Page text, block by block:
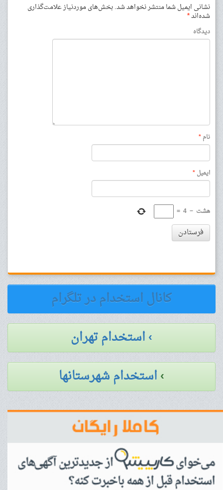
نشانی ایمیل شما منتشر نخواهد شد.بخش‌های موردنیاز علامت‌گذاری
شده‌اند*
دیدگاه
نام*
ایمیل*
هشت −
4
=
فرستادن
کانال استخدام در تلگرام
› استخدام تهران
›استخدام شهرستانها